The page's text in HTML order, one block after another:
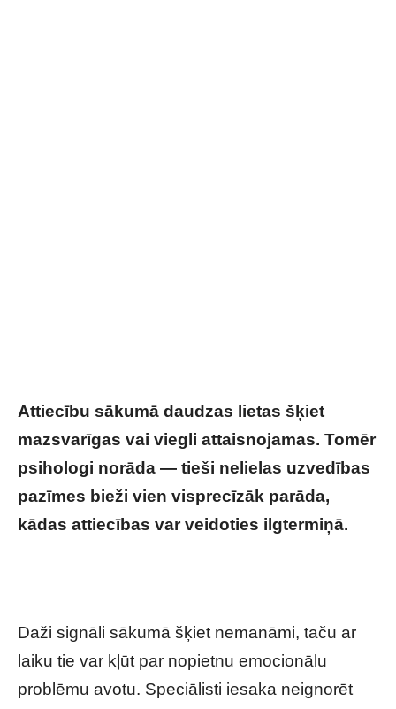
Attiecību sākumā daudzas lietas šķiet
mazsvarīgas vai viegli attaisnojamas. Tomēr
psihologi norāda — tieši nelielas uzvedības
pazīmes bieži vien visprecīzāk parāda,
kādas attiecības var veidoties ilgtermiņā.
Daži signāli sākumā šķiet nemanāmi, taču ar
laiku tie var kļūt par nopietnu emocionālu
problēmu avotu. Speciālisti iesaka neignorēt